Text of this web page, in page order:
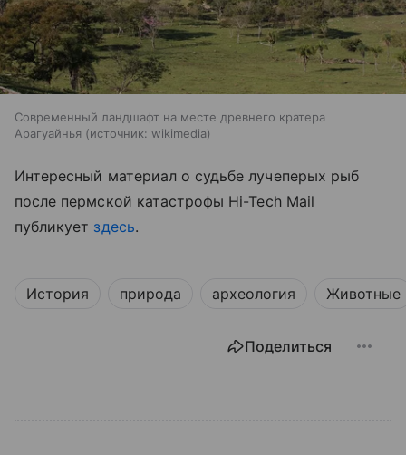
Современный ландшафт на месте древнего кратера
Арагуайнья
источник: wikimedia
Интересный материал о судьбе лучеперых рыб
после пермской катастрофы Hi-Tech Mail
публикует здесь.
История природа археология Животные
Поделиться